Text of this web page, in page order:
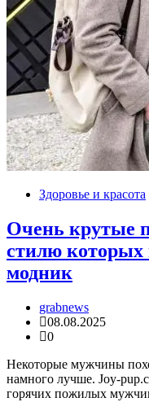
Здоровье и красота
Очень крутые
стилю которых
модник
grabnews
08.08.2025
0
Некоторые мужчины
намного лучше. Joy-
горячих пожилых